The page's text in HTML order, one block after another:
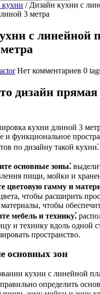
кухни / Дизайн кухни с
3 метра
с линейной
Нет комментариев 0
дизайн прямая
кухни длиной 3
и функциональное
по дизайну такой кухни⁚
основные зоны⁚
пищи, мойки и
цветовую гамму и
чтобы расширить
чтобы
мебель и технику⁚
и технику вдоль одной
пространство.
основных зон
кухни с линейной
определить